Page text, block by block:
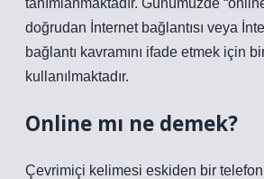
tanımlanmaktadır. Günümüzde
doğrudan İnternet bağlantısı veya
bağlantı kavramını ifade etmek için
kullanılmaktadır.
Online mı ne demek?
Çevrimiçi kelimesi eskiden bir telefon